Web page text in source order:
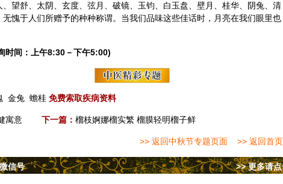
望舒、太阴、玄度、弦月、破镜、玉钧、白玉盘、壁月、桂华、阴兔、清
愧于人们所赠予的种种称谓。当我们品味这些佳话时，月亮在我们眼里也
时间：上午8:30－下午5:00)
金兔 蟾桂 免费索取疾病资料
寓意 下一篇： 榴枝婀娜榴实繁 榴膜轻明榴子鲜
>> 返回中秋节专题页面 >> 返回首页
>> 更多请
信号